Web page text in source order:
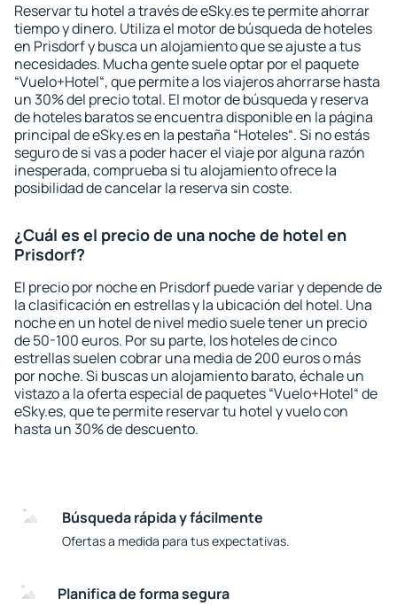
Reservar tu hotel a través de eSky.es te permite ahorrar
tiempo y dinero. Utiliza el motor de búsqueda de hoteles
en Prisdorf y busca un alojamiento que se ajuste a tus
necesidades. Mucha gente suele optar por el paquete
“Vuelo+Hotel“, que permite a los viajeros ahorrarse hasta
un 30% del precio total. El motor de búsqueda y reserva
de hoteles baratos se encuentra disponible en la página
principal de eSky.es en la pestaña “Hoteles“. Si no estás
seguro de si vas a poder hacer el viaje por alguna razón
inesperada, comprueba si tu alojamiento ofrece la
posibilidad de cancelar la reserva sin coste.
¿Cuál es el precio de una noche de hotel en
Prisdorf?
El precio por noche en Prisdorf puede variar y depende de
la clasificación en estrellas y la ubicación del hotel. Una
noche en un hotel de nivel medio suele tener un precio
de 50-100 euros. Por su parte, los hoteles de cinco
estrellas suelen cobrar una media de 200 euros o más
por noche. Si buscas un alojamiento barato, échale un
vistazo a la oferta especial de paquetes “Vuelo+Hotel“ de
eSky.es, que te permite reservar tu hotel y vuelo con
hasta un 30% de descuento.
Búsqueda rápida y fácilmente
Ofertas a medida para tus expectativas.
Planifica de forma segura